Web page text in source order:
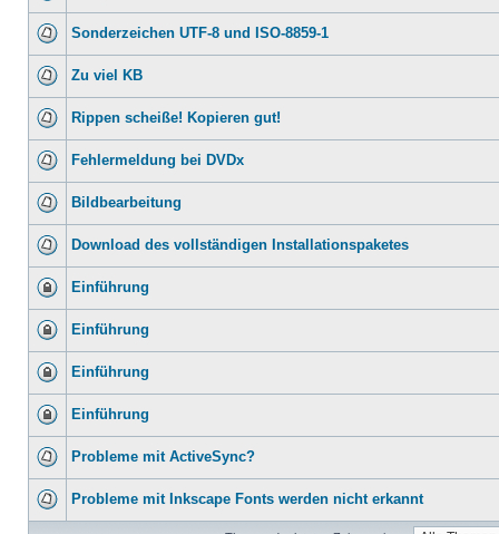
Sonderzeichen UTF-8 und ISO-8859-1
Zu viel KB
Rippen scheiße! Kopieren gut!
Fehlermeldung bei DVDx
Bildbearbeitung
Download des vollständigen Installationspaketes
Einführung
Einführung
Einführung
Einführung
Probleme mit ActiveSync?
Probleme mit Inkscape Fonts werden nicht erkannt